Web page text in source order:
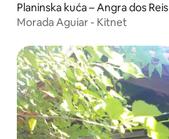
Planinska kuća – Angra dos Reis
Morada Aguiar - Kitnet